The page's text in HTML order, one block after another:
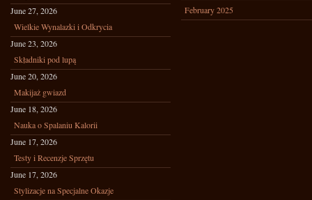
June 27, 2026
Wielkie Wynalazki i Odkrycia
June 23, 2026
Składniki pod lupą
June 20, 2026
Makijaż gwiazd
June 18, 2026
Nauka o Spalaniu Kalorii
June 17, 2026
Testy i Recenzje Sprzętu
June 17, 2026
Stylizacje na Specjalne Okazje
February 2025